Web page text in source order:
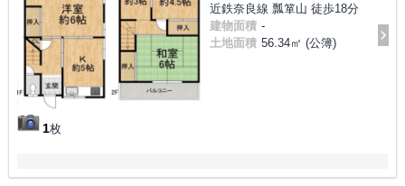
1枚
近鉄奈良線 瓢箪山 徒歩18分
建物面積 -
土地面積 56.34㎡ (公簿)